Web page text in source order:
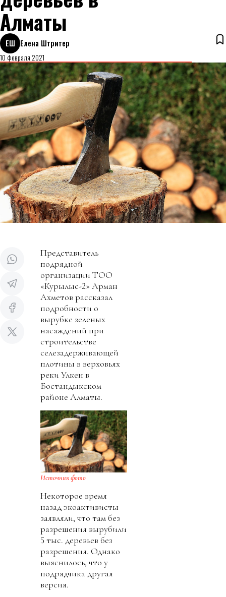
Алматы
ЕШ Елена Штритер
10 февраля 2021
Представитель
подрядной
организации ТОО
«Курылыс-2» Арман
Ахметов рассказал
подробности о
вырубке зеленых
насаждений при
строительстве
селезадерживающей
плотины в верховьях
реки Улкен в
Бостандыкском
районе Алматы.
Источник фото
Некоторое время
назад экоактивисты
заявляли, что там без
разрешения вырубили
5 тыс. деревьев без
разрешения. Однако
выяснилось, что у
подрядчика другая
версия.